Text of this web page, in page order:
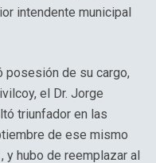
intendente municipal
posesión de su cargo,
el Dr. Jorge
triunfador en las
de ese mismo
y hubo de reemplazar al